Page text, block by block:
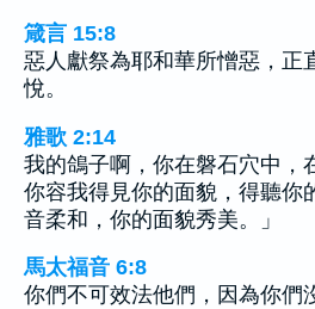
箴言 15:8
惡人獻祭為耶和華所憎惡，正
悅。
雅歌 2:14
我的鴿子啊，你在磐石穴中，
你容我得見你的面貌，得聽你
音柔和，你的面貌秀美。」
馬太福音 6:8
你們不可效法他們，因為你們